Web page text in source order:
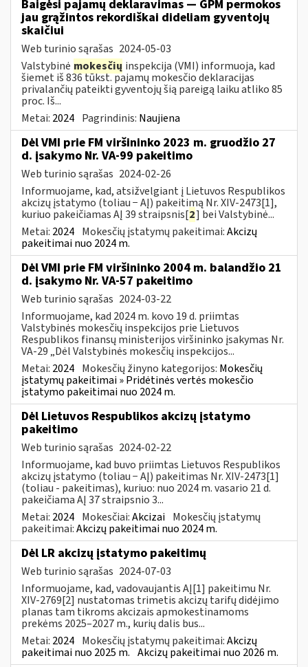
Baigėsi pajamų deklaravimas — GPM permokos
jau grąžintos rekordiškai dideliam gyventojų
skaičiui
Web turinio sąrašas 2024-05-03
Valstybinė mokesčių inspekcija (VMI) informuoja, kad
šiemet iš 836 tūkst. pajamų mokesčio deklaracijas
privalančių pateikti gyventojų šią pareigą laiku atliko 85
proc. Iš...
Metai: 2024 Pagrindinis: Naujiena
Dėl VMI prie FM viršininko 2023 m. gruodžio 27
d. įsakymo Nr. VA-99 pakeitimo
Web turinio sąrašas 2024-02-26
Informuojame, kad, atsižvelgiant į Lietuvos Respublikos
akcizų įstatymo (toliau − AĮ) pakeitimą Nr. XIV-2473[1],
kuriuo pakeičiamas AĮ 39 straipsnis[2] bei Valstybinė...
Metai: 2024 Mokesčių įstatymų pakeitimai:Akcizų
pakeitimai nuo 2024 m.
Dėl VMI prie FM viršininko 2004 m. balandžio 21
d. įsakymo Nr. VA-57 pakeitimo
Web turinio sąrašas 2024-03-22
Informuojame, kad 2024 m. kovo 19 d. priimtas
Valstybinės mokesčių inspekcijos prie Lietuvos
Respublikos finansų ministerijos viršininko įsakymas Nr.
VA-29 „Dėl Valstybinės mokesčių inspekcijos...
Metai: 2024 Mokesčių žinyno kategorijos: Mokesčių
įstatymų pakeitimai » Pridėtinės vertės mokesčio
įstatymo pakeitimai nuo 2024 m.
Dėl Lietuvos Respublikos akcizų įstatymo
pakeitimo
Web turinio sąrašas 2024-02-22
Informuojame, kad buvo priimtas Lietuvos Respublikos
akcizų įstatymo (toliau − AĮ) pakeitimas Nr. XIV-2473[1]
(toliau - pakeitimas), kuriuo: nuo 2024 m. vasario 21 d.
pakeičiama AĮ 37 straipsnio 3...
Metai: 2024 Mokesčiai:Akcizai Mokesčių įstatymų
pakeitimai:Akcizų pakeitimai nuo 2024 m.
Dėl LR akcizų įstatymo pakeitimų
Web turinio sąrašas 2024-07-03
Informuojame, kad, vadovaujantis AĮ[1] pakeitimu Nr.
XIV-2769[2] nustatomas trimetis akcizų tarifų didėjimo
planas tam tikroms akcizais apmokestinamoms
prekėms 2025–2027 m., kurių dalis bus...
Metai: 2024 Mokesčių įstatymų pakeitimai:Akcizų
pakeitimai nuo 2025 m. Akcizų pakeitimai nuo 2026 m.